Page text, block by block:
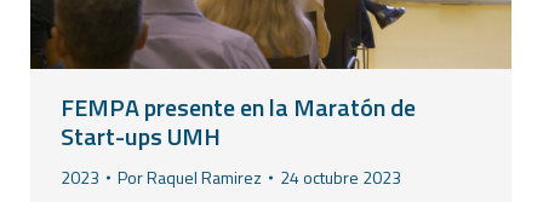
FEMPA presente en la Maratón de
Start-ups UMH
2023 PorRaquel Ramirez 24 octubre 2023